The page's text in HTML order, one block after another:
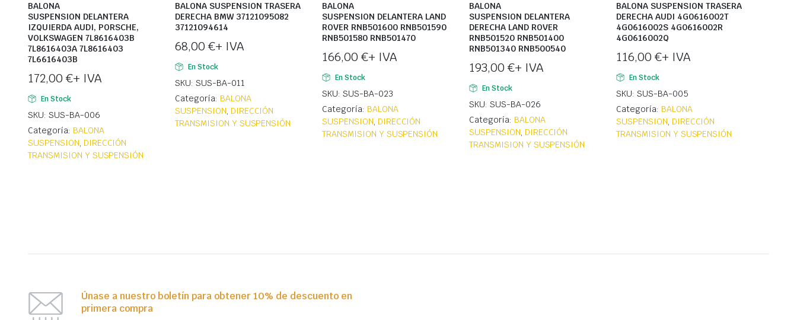
BALONA
SUSPENSION DELANTERA
IZQUIERDA AUDI, PORSCHE,
VOLKSWAGEN 7L8616403B
7L8616403A 7L8616403
7L6616403B
172,00 €+ IVA
En Stock
SKU: SUS-BA-006
Categoría: BALONA
SUSPENSION, DIRECCIÓN
TRANSMISION Y SUSPENSIÓN
BALONA SUSPENSION TRASERA
DERECHA BMW 37121095082
37121094614
68,00 €+ IVA
En Stock
SKU: SUS-BA-011
Categoría: BALONA
SUSPENSION, DIRECCIÓN
TRANSMISION Y SUSPENSIÓN
BALONA
SUSPENSION DELANTERA LAND
ROVER RNB501600 RNB501590
RNB501580 RNB501470
166,00 €+ IVA
En Stock
SKU: SUS-BA-023
Categoría: BALONA
SUSPENSION, DIRECCIÓN
TRANSMISION Y SUSPENSIÓN
BALONA
SUSPENSION DELANTERA
DERECHA LAND ROVER
RNB501520 RNB501400
RNB501340 RNB500540
193,00 €+ IVA
En Stock
SKU: SUS-BA-026
Categoría: BALONA
SUSPENSION, DIRECCIÓN
TRANSMISION Y SUSPENSIÓN
BALONA SUSPENSION TRASERA
DERECHA AUDI 4G0616002T
4G0616002S 4G0616002R
4G0616002Q
116,00 €+ IVA
En Stock
SKU: SUS-BA-005
Categoría: BALONA
SUSPENSION, DIRECCIÓN
TRANSMISION Y SUSPENSIÓN
Únase a nuestro boletín para obtener 10% de descuento en
primera compra